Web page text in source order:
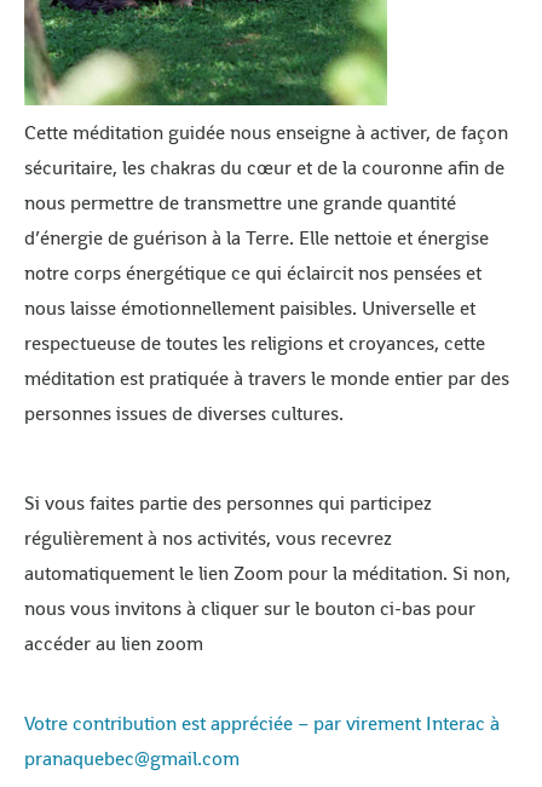
Cette méditation guidée nous enseigne à activer, de façon
sécuritaire, les chakras du cœur et de la couronne afin de
nous permettre de transmettre une grande quantité
d’énergie de guérison à la Terre. Elle nettoie et énergise
notre corps énergétique ce qui éclaircit nos pensées et
nous laisse émotionnellement paisibles. Universelle et
respectueuse de toutes les religions et croyances, cette
méditation est pratiquée à travers le monde entier par des
personnes issues de diverses cultures.
Si vous faites partie des personnes qui participez
régulièrement à nos activités, vous recevrez
automatiquement le lien Zoom pour la méditation. Si non,
nous vous invitons à cliquer sur le bouton ci-bas pour
accéder au lien zoom
Votre contribution est appréciée – par virement Interac à
pranaquebec@gmail.com